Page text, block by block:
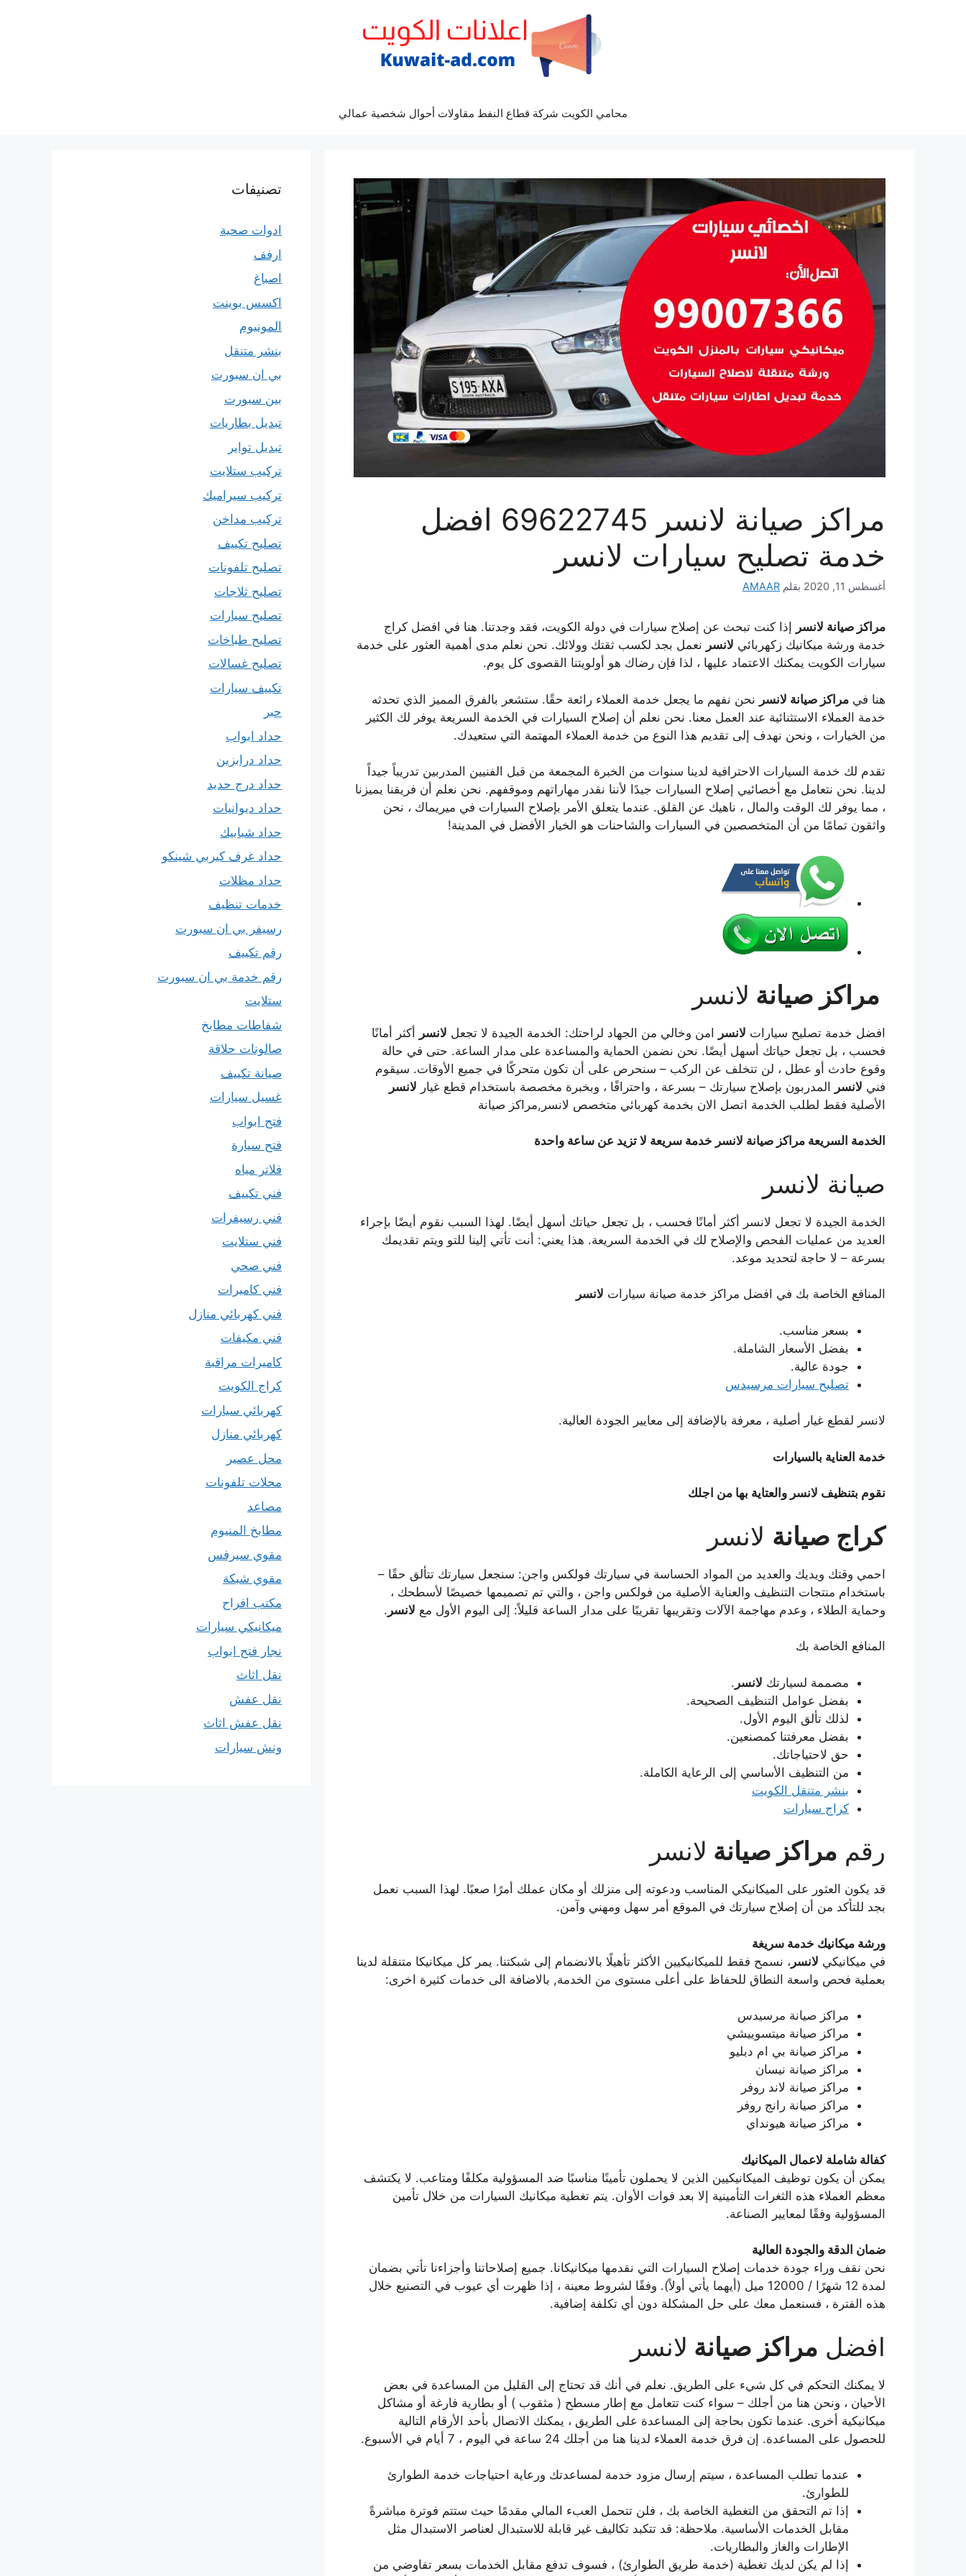
محامي الكويت شركة قطاع النفط مقاولات أحوال شخصية عمالي
مراكز صيانة لانسر 69622745 افضل
خدمة تصليح سيارات لانسر
أغسطس 11, 2020 بقلم AMAAR
مراكز صيانة لانسر
إذا كنت تبحث عن إصلاح سيارات في دولة الكويت، فقد وجدتنا. هنا في افضل كراج
خدمة ورشة ميكانيك زكهربائي لانسر نعمل بجد لكسب ثقتك وولائك. نحن نعلم مدى أهمية العثور على خدمة
سيارات الكويت يمكنك الاعتماد عليها ، لذا فإن رضاك ​​هو أولويتنا القصوى كل يوم.
هنا في مراكز صيانة لانسر نحن نفهم ما يجعل خدمة العملاء رائعة حقًا. ستشعر بالفرق المميز الذي تحدثه
خدمة العملاء الاستثنائية عند العمل معنا. نحن نعلم أن إصلاح السيارات في الخدمة السريعة يوفر لك الكثير
من الخيارات ، ونحن نهدف إلى تقديم هذا النوع من خدمة العملاء المهتمة التي ستعيدك.
تقدم لك خدمة السيارات الاحترافية لدينا سنوات من الخبرة المجمعة من قبل الفنيين المدربين تدريباً جيداً
لدينا. نحن نتعامل مع أخصائيي إصلاح السيارات جيدًا لأننا نقدر مهاراتهم وموقفهم. نحن نعلم أن فريقنا يميزنا
، مما يوفر لك الوقت والمال ، ناهيك عن القلق. عندما يتعلق الأمر بإصلاح السيارات في ميريماك ، نحن
واثقون تمامًا من أن المتخصصين في السيارات والشاحنات هو الخيار الأفضل في المدينة!
مراكز صيانة لانسر
افضل خدمة تصليح سيارات لانسر امن وخالي من الجهاد لراحتك: الخدمة الجيدة لا تجعل لانسر أكثر أمانًا
فحسب ، بل تجعل حياتك أسهل أيضًا. نحن نضمن الحماية والمساعدة على مدار الساعة. حتى في حالة
وقوع حادث أو عطل ، لن تتخلف عن الركب – سنحرص على أن تكون متحركًا في جميع الأوقات. سيقوم
فني لانسر المدربون بإصلاح سيارتك – بسرعة ، واحترافًا ، وبخبرة مخصصة باستخدام قطع غيار لانسر
الأصلية فقط لطلب الخدمة اتصل الان بخدمة كهربائي متخصص لانسر,مراكز صيانة
الخدمة السريعة مراكز صيانة لانسر خدمة سريعة لا تزيد عن ساعة واحدة
صيانة لانسر
الخدمة الجيدة لا تجعل لانسر أكثر أمانًا فحسب ، بل تجعل حياتك أسهل أيضًا. لهذا السبب نقوم أيضًا بإجراء
العديد من عمليات الفحص والإصلاح لك في الخدمة السريعة. هذا يعني: أنت تأتي إلينا للتو ويتم تقديمك
بسرعة – لا حاجة لتحديد موعد.
المنافع الخاصة بك في افضل مراكز خدمة صيانة سيارات لانسر
بسعر مناسب.
بفضل الأسعار الشاملة.
جودة عالية.
تصليح سيارات مرسيدس
لانسر لقطع غيار أصلية ، معرفة بالإضافة إلى معايير الجودة العالية.
خدمة العناية بالسيارات
نقوم بتنظيف لانسر والعتاية بها من اجلك
كراج صيانة لانسر
احمي وقتك ويديك والعديد من المواد الحساسة في سيارتك فولكس واجن: سنجعل سيارتك تتألق حقًا –
باستخدام منتجات التنظيف والعناية الأصلية من فولكس واجن ، والتي تم تصميمها خصيصًا لأسطحك ،
وحماية الطلاء ، وعدم مهاجمة الآلات وتقريبها تقريبًا على مدار الساعة قليلاً: إلى اليوم الأول مع لانسر .
المنافع الخاصة بك
مصممة لسيارتك لانسر .
بفضل عوامل التنظيف الصحيحة.
لذلك تألق اليوم الأول.
بفضل معرفتنا كمصنعين.
حق لاحتياجاتك.
من التنظيف الأساسي إلى الرعاية الكاملة.
بنشر متنقل الكويت
كراج سيارات
رقم مراكز صيانة لانسر
قد يكون العثور على الميكانيكي المناسب ودعوته إلى منزلك أو مكان عملك أمرًا صعبًا. لهذا السبب نعمل
بجد للتأكد من أن إصلاح سيارتك في الموقع أمر سهل ومهني وآمن.
ورشة ميكانيك خدمة سريغة
في ميكانيكي لانسر ، نسمح فقط للميكانيكيين الأكثر تأهيلًا بالانضمام إلى شبكتنا. يمر كل ميكانيكا متنقلة لدينا
بعملية فحص واسعة النطاق للحفاظ على أعلى مستوى من الخدمة, بالاضافة الى خدمات كثيرة اخرى:
مراكز صيانة مرسيدس
مراكز صيانة ميتسوييشي
مراكز صيانة بي ام دبليو
مراكز صيانة نيسان
مراكز صيانة لاند روفر
مراكز صيانة رانج روفر
مراكز صيانة هيونداي
كفالة شاملة لاعمال الميكانيك
يمكن أن يكون توظيف الميكانيكيين الذين لا يحملون تأمينًا مناسبًا ضد المسؤولية مكلفًا ومتاعب. لا يكتشف
معظم العملاء هذه الثغرات التأمينية إلا بعد فوات الأوان. يتم تغطية ميكانيك السيارات من خلال تأمين
المسؤولية وفقًا لمعايير الصناعة.
ضمان الدقة والجودة العالية
نحن نقف وراء جودة خدمات إصلاح السيارات التي نقدمها ميكانيكانا. جميع إصلاحاتنا وأجزاءنا تأتي بضمان
لمدة 12 شهرًا / 12000 ميل (أيهما يأتي أولاً). وفقًا لشروط معينة ، إذا ظهرت أي عيوب في التصنيع خلال
هذه الفترة ، فسنعمل معك على حل المشكلة دون أي تكلفة إضافية.
افضل مراكز صيانة لانسر
لا يمكنك التحكم في كل شيء على الطريق. نعلم في أنك قد تحتاج إلى القليل من المساعدة في بعض
الأحيان ، ونحن هنا من أجلك – سواء كنت تتعامل مع إطار مسطح ( مثقوب ) أو بطارية فارغة أو مشاكل
ميكانيكية أخرى. عندما تكون بحاجة إلى المساعدة على الطريق ، يمكنك الاتصال بأحد الأرقام التالية
للحصول على المساعدة. إن فرق خدمة العملاء لدينا هنا من أجلك 24 ساعة في اليوم ، 7 أيام في الأسبوع.
عندما تطلب المساعدة ، سيتم إرسال مزود خدمة لمساعدتك ورعاية احتياجات خدمة الطوارئ
للطوارئ.
إذا تم التحقق من التغطية الخاصة بك ، فلن تتحمل العبء المالي مقدمًا حيث ستتم فوترة مباشرةً
مقابل الخدمات الأساسية. ملاحظة: قد تتكبد تكاليف غير قابلة للاستبدال لعناصر الاستبدال مثل
الإطارات والغاز والبطاريات.
إذا لم يكن لديك تغطية (خدمة طريق الطوارئ) ، فسوف تدفع مقابل الخدمات بسعر تفاوضي من
تصنيفات
ادوات صحية
ارفف
اصباغ
اكسس بوينت
المونيوم
بنشر متنقل
بي ان سبورت
بين سبورت
تبديل بطاريات
تبديل تواير
تركيب ستلايت
تركيب سيراميك
تركيب مداخن
تصليح تكييف
تصليح تلفونات
تصليح ثلاجات
تصليح سيارات
تصليح طباخات
تصليح غسالات
تكييف سيارات
حبر
حداد ابواب
حداد درابزين
حداد درج حديد
حداد ديوانيات
حداد شبابيك
حداد غرف كيربي شينكو
حداد مظلات
خدمات تنظيف
رسيفر بي ان سبورت
رقم تكييف
رقم خدمة بي ان سبورت
ستلايت
شفاطات مطابخ
صالونات حلاقة
صيانة تكييف
غسيل سيارات
فتح ابواب
فتح سيارة
فلاتر مياه
فني تكييف
فني رسيفرات
فني ستلايت
فني صحي
فني كاميرات
فني كهربائي منازل
فني مكيفات
كاميرات مراقبة
كراج الكويت
كهربائي سيارات
كهربائي منازل
محل عصير
محلات تلفونات
مصاعد
مطابخ المنيوم
مقوي سيرفس
مقوي شبكة
مكتب افراح
ميكانيكي سيارات
نجار فتح ابواب
نقل اثاث
نقل عفش
نقل عفش اثاث
ونش سيارات